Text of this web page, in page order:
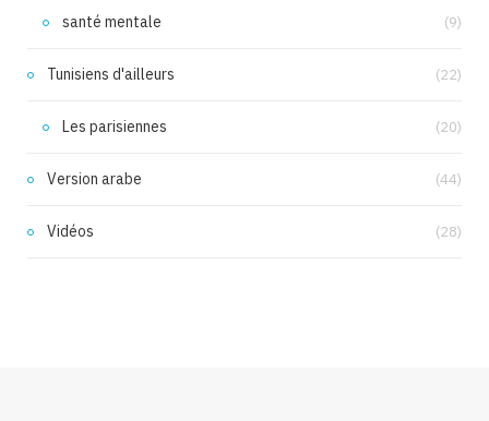
santé mentale (9)
Tunisiens d'ailleurs (22)
Les parisiennes (20)
Version arabe (44)
Vidéos (28)